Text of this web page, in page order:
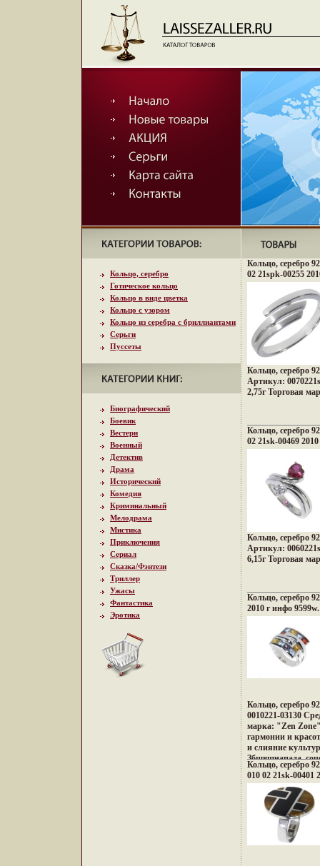
Кольцо, серебро
Готическое кольцо
Кольцо в виде цветка
Кольцо с узором
Кольцо из серебра с бриллиантами
Серьги
Пуссеты
Биографический
Боевик
Вестерн
Военный
Детектив
Драма
Исторический
Комедия
Криминальный
Мелодрама
Мистика
Приключения
Сериал
Сказка/Фэнтези
Триллер
Ужасы
Фантастика
Эротика
Кольцо, серебро
02 21spk-00255
Кольцо, серебро
Артикул:
2,75г Торговая
Кольцо, серебро
02 21sk-00469
Кольцо, серебро
Артикул:
6,15г Торговая
Кольцо, серебро
2010 г инфо 9599w.
Кольцо, серебро
0010221-03130
марка: "Zen
гармонии и
и слияние
Збшвщнапада,
неонового Токио,
кофеин,
дворцов,
лазурных
и тенденций
в ювелирных
Дизайнеры
Кольцо, серебро
010 02 21sk-00401